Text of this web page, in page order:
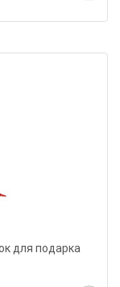
для подарка